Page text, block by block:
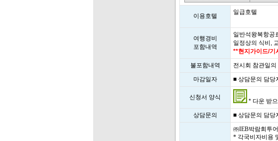
이용호텔
일급호텔
여행경비
포함내역
일반석왕복항공
일정상의 식비,
**현지가이드/기
불포함내역
전시회 참관일
마감일자
■ 상담문의 담당
신청서 양식
* 다운 받
상담문의
■ 상담문의 담당
㈜IEB박람회투
* 각국비자비용